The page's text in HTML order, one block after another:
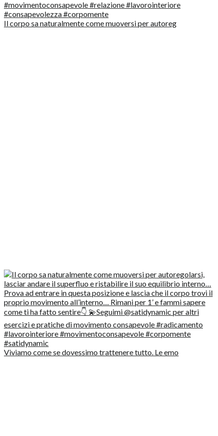
Il corpo sa naturalmente come muoversi per autoreg
Viviamo come se dovessimo trattenere tutto. Le emo